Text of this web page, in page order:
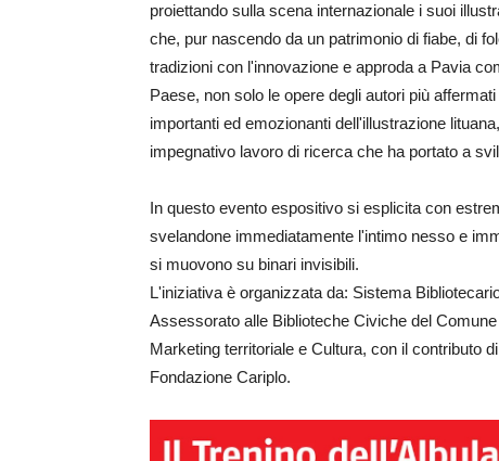
proiettando sulla scena internazionale i suoi
che, pur nascendo da un patrimonio di fiabe, di
tradizioni con l'innovazione e approda a Pavia
Paese, non solo le opere degli autori più
importanti ed emozionanti dell'illustrazione
impegnativo lavoro di ricerca che ha portato a
In questo evento espositivo si esplicita con
svelandone immediatamente l'intimo nesso e
si muovono su binari invisibili.
L'iniziativa è organizzata da: Sistema
Assessorato alle Biblioteche Civiche del
Marketing territoriale e Cultura, con il contributo
Fondazione Cariplo.